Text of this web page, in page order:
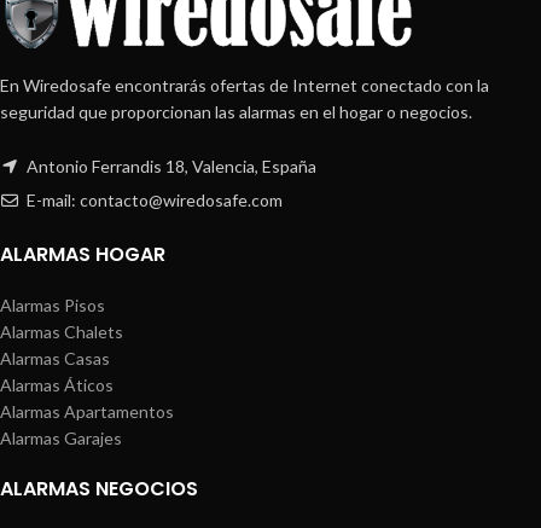
En Wiredosafe encontrarás ofertas de Internet conectado con la
seguridad que proporcionan las alarmas en el hogar o negocios.
Antonio Ferrandis 18, Valencia, España
E-mail: contacto@wiredosafe.com
ALARMAS HOGAR
Alarmas Pisos
Alarmas Chalets
Alarmas Casas
Alarmas Áticos
Alarmas Apartamentos
Alarmas Garajes
ALARMAS NEGOCIOS